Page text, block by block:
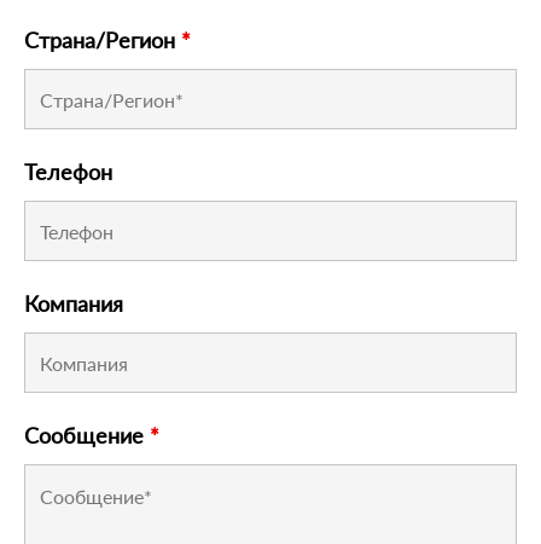
Страна/Регион *
Телефон
Компания
Сообщение *